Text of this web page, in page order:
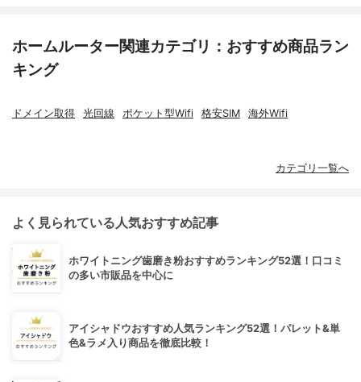
ホームルーター関連カテゴリ：おすすめ商品ラン
キング
ドメイン取得 光回線 ポケット型Wifi 格安SIM 海外Wifi
カテゴリ一覧へ
よく見られている人気おすすめ記事
ホワイトニング歯磨き粉おすすめランキング52選！口コミ
の多い市販品を中心に
アイシャドウおすすめ人気ランキング52選！パレット&単
色&ラメ入り商品を徹底比較！